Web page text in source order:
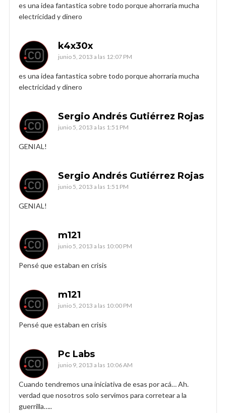
es una idea fantastica sobre todo porque ahorraria mucha
electricidad y dinero
k4x30x
junio 5, 2013 a las 12:07 PM
es una idea fantastica sobre todo porque ahorraria mucha
electricidad y dinero
Sergio Andrés Gutiérrez Rojas
junio 5, 2013 a las 1:51 PM
GENIAL!
Sergio Andrés Gutiérrez Rojas
junio 5, 2013 a las 1:51 PM
GENIAL!
m121
junio 5, 2013 a las 10:00 PM
Pensé que estaban en crisis
m121
junio 5, 2013 a las 10:00 PM
Pensé que estaban en crisis
Pc Labs
junio 9, 2013 a las 10:06 AM
Cuando tendremos una iniciativa de esas por acá… Ah.
verdad que nosotros solo servimos para corretear a la
guerrilla…..